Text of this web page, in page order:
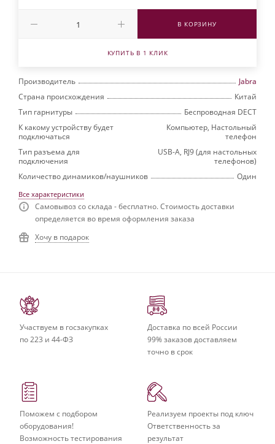
В КОРЗИНУ
КУПИТЬ В 1 КЛИК
Производитель
Jabra
Страна происхождения
Китай
Тип гарнитуры
Беспроводная DECT
К какому устройству будет
подключаться
Компьютер, Настольный
телефон
Тип разъема для
подключения
USB-A, RJ9 (для настольных
телефонов)
Количество динамиков/наушников
Один
Все характеристики
Самовывоз со склада - бесплатно. Стоимость доставки
определяется во время оформления заказа
Хочу в подарок
Участвуем в госзакупках
по 223 и 44-ФЗ
Доставка по всей России
99% заказов доставляем
точно в срок
Поможем с подбором
оборудования!
Возможность тестирования
Реализуем проекты под ключ
Ответственность за
результат